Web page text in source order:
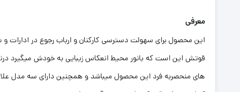
معرفی
این محصول برای سهولت دسترسی کارکنان و ارباب رجوع در ادارات
قوتش این است که بانور محیط انعکاس زیبایی به خودش میگیرد
های منحصربه فرد این محصول میباشد و همچنین دارای سه مدل